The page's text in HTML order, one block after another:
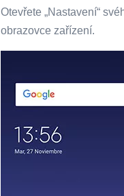
Otevřete „Nastavení“
obrazovce zařízení.